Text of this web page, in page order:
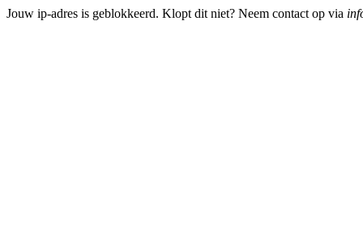
Jouw ip-adres is geblokkeerd. Klopt dit niet? Neem contact op via